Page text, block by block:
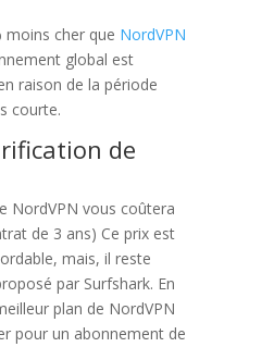
moins cher que NordVPN
global est
raison de la période
courte.
de
NordVPN vous coûtera
de 3 ans) Ce prix est
mais, il reste
par Surfshark. En
plan de NordVPN
pour un abonnement de